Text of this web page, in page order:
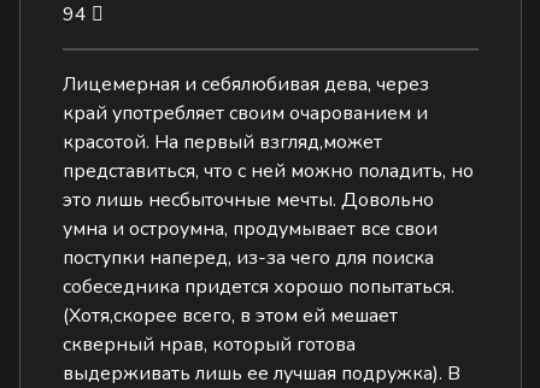
94
Лицемерная и себялюбивая дева, через
край употребляет своим очарованием и
красотой. На первый взгляд,может
представиться, что с ней можно поладить, но
это лишь несбыточные мечты. Довольно
умна и остроумна, продумывает все свои
поступки наперед, из-за чего для поиска
собеседника придется хорошо попытаться.
(Хотя,скорее всего, в этом ей мешает
скверный нрав, который готова
выдерживать лишь ее лучшая подружка). В